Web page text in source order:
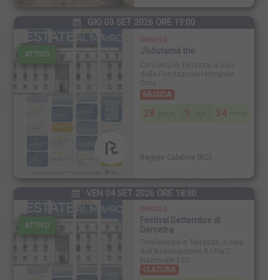
GIO 03 SET 2026 ORE 19:00
ATTIVO
SINGOLO
J’oòutamà trio
MUSICA
INIZIA
28 1 34
Reggio Calabria (RC)
VEN 04 SET 2026 ORE 18:30
ATTIVO
SINGOLO
Festival Settembre di
Demetra
CULTURA